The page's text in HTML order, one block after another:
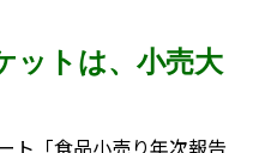
ットは、小売大
ト「食品小売り年次報告